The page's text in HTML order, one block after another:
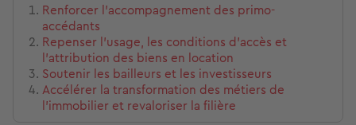
Renforcer l’accompagnement des primo-
accédants
Repenser l’usage, les conditions d’accès et
l’attribution des biens en location
Soutenir les bailleurs et les investisseurs
Accélérer la transformation des métiers de
l’immobilier et revaloriser la filière